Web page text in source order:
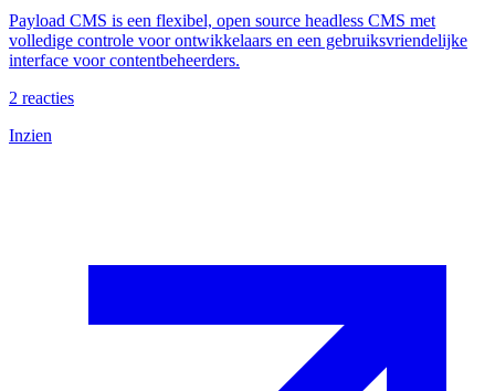
Payload CMS is een flexibel, open source headless CMS met
volledige controle voor ontwikkelaars en een gebruiksvriendelijke
interface voor contentbeheerders.
2 reacties
Inzien